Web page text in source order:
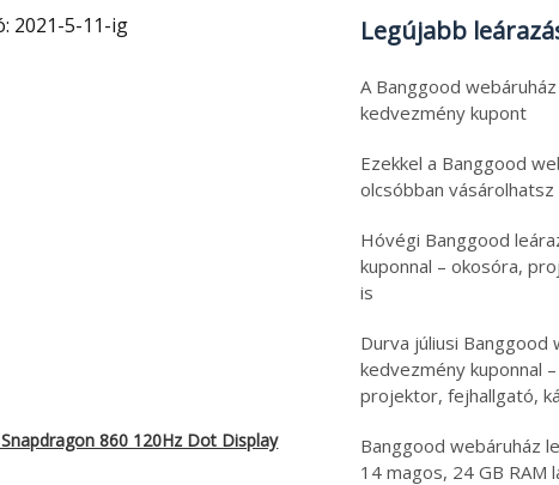
2021-5-11-ig
860 120Hz Dot Display
Legújabb
A Banggood
kedvezmény kupont
Ezekkel a Banggood
olcsóbban vásárolhatsz
Hóvégi Banggood
kuponnal – okosóra,
is
Durva júliusi
kedvezmény kuponnal
projektor, fejhallgató,
Banggood webáruház
14 magos, 24 GB RAM